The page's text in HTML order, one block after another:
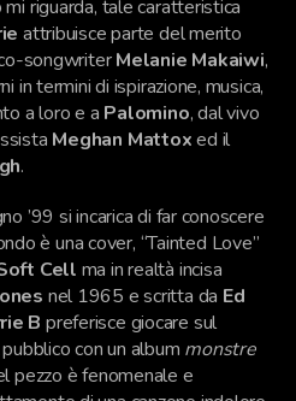
riguarda, tale caratteristica
attribuisce parte del merito
songwriterMelanie Makaiwi,
in termini di ispirazione, musica,
a loro e a Palomino, dal vivo
Meghan Mattoxed il
.
’99 si incarica di far conoscere
è una cover, “Tainted Love”
Cell ma in realtà incisa
nel 1965 e scritta da Ed
B preferisce giocare sul
con un album monstre
pezzo è fenomenale e